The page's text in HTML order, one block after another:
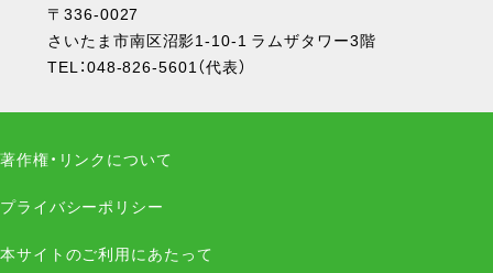
〒336-0027
さいたま市南区沼影1-10-1 ラムザタワー3階
TEL：048-826-5601（代表）
著作権・リンクについて
プライバシーポリシー
本サイトのご利用にあたって